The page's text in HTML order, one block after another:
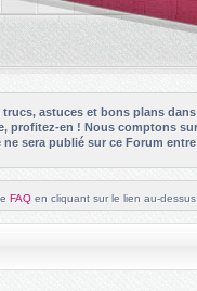
trucs, astuces et bons plans
profitez-en ! Nous comptons
sera publié sur ce Forum
FAQ en cliquant sur le lien au-